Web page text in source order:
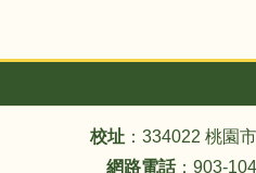
校址 ：334022 桃園
網路電話：903-